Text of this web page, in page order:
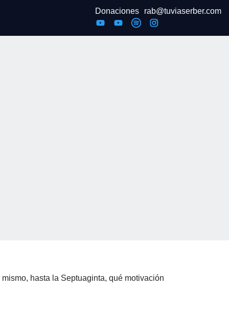
Donaciones rab@tuviaserber.com
hasta la Septuaginta, qué motivación